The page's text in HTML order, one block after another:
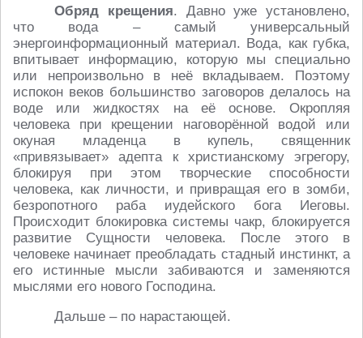
Обряд крещения. Давно уже установлено,
что вода – самый универсальный
энергоинформационный материал. Вода, как губка,
впитывает информацию, которую мы специально
или непроизвольно в неё вкладываем. Поэтому
испокон веков большинство заговоров делалось на
воде или жидкостях на её основе. Окропляя
человека при крещении наговорённой водой или
окуная младенца в купель, священник
«привязывает» адепта к христианскому эгрегору,
блокируя при этом творческие способности
человека, как личности, и привращая его в зомби,
безропотного раба иудейского бога Иеговы.
Происходит блокировка системы чакр, блокируется
развитие Сущности человека. После этого в
человеке начинает преобладать стадный инстинкт, а
его истинные мысли забиваются и заменяются
мыслями его нового Господина.
Дальше – по нарастающей.